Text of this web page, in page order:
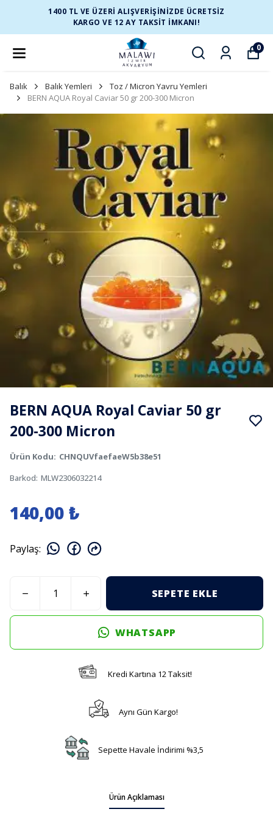
1400 TL VE ÜZERİ ALIŞVERİŞİNİZDE ÜCRETSİZ
KARGO VE 12 AY TAKSİT İMKANI!
0
Balık Balık Yemleri
Toz / Micron Yavru Yemleri
BERN AQUA Royal Caviar 50 gr 200-300 Micron
BERN AQUA Royal Caviar 50 gr
200-300 Micron
Ürün Kodu: CHNQUVfaefaeW5b38e51
Barkod: MLW2306032214
140,00 ₺
Paylaş:
SEPETE EKLE
WHATSAPP
Kredi Kartına 12 Taksit!
Aynı Gün Kargo!
Sepette Havale İndirimi %3,5
Ürün Açıklaması